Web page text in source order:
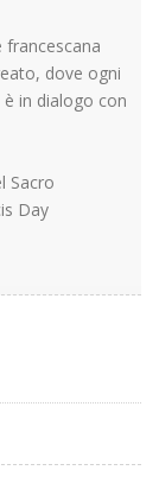
dove ogni
in dialogo con
Sacro
Day